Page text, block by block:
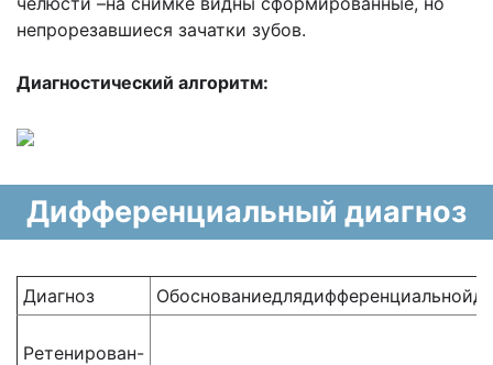
непрорезавшиеся зачатки зубов.
Диагностический алгоритм:
Дифференциальный диагноз
Диагноз
Ретенирован-